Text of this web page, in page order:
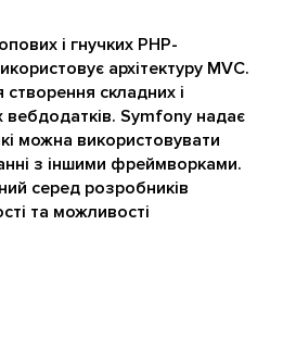
і гнучких PHP-
архітектуру MVC.
складних і
вебдодатків. Symfony надає
можна використовувати
з іншими фреймворками.
серед розробників
та можливості